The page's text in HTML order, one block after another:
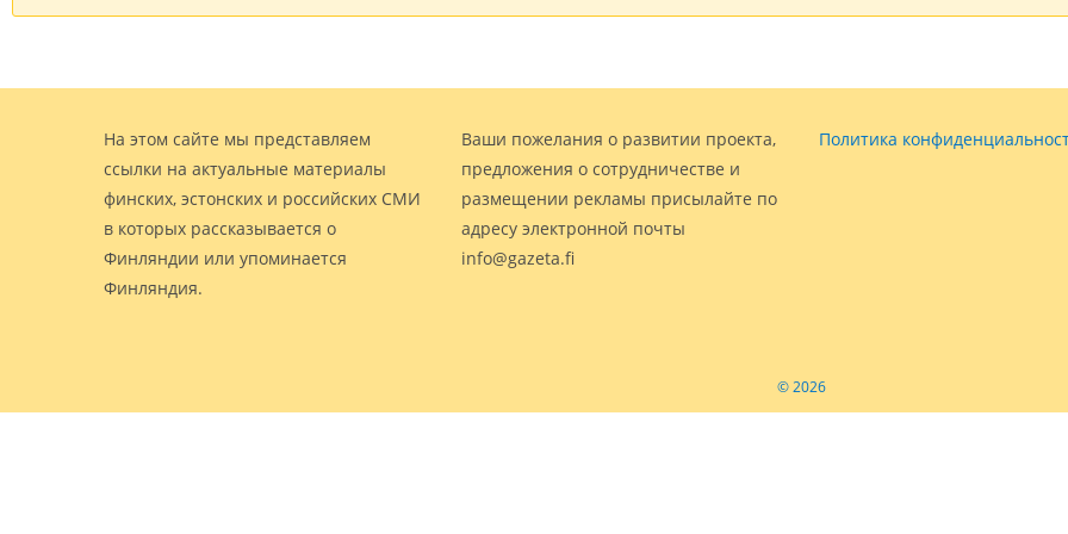
На этом сайте мы представляем
ссылки на актуальные материалы
финских, эстонских и российских СМИ
в которых рассказывается о
Финляндии или упоминается
Финляндия.
Ваши пожелания о развитии проекта,
предложения о сотрудничестве и
размещении рекламы присылайте по
адресу электронной почты
info@gazeta.fi
Политика
© 2026